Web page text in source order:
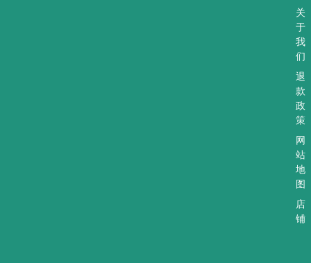
关
于
我
们
退
款
政
策
网
站
地
图
店
铺